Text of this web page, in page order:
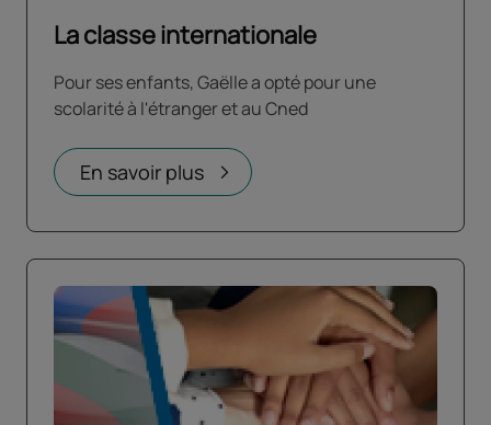
La classe internationale
Pour ses enfants, Gaëlle a opté pour une
scolarité à l'étranger et au Cned
En savoir plus